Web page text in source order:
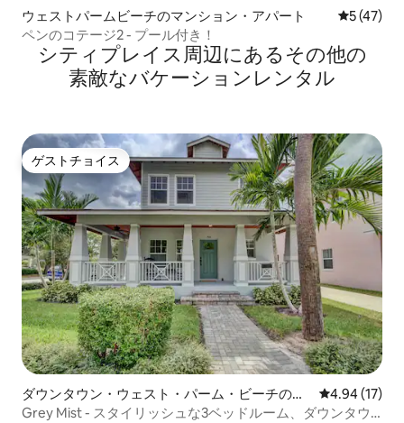
ウェストパームビーチのマンション・アパート レビュー
5 (47)
ペンのコテージ2 - プール付き！
シティプレイス⁠周⁠辺⁠に⁠あ⁠るそ⁠の⁠他⁠の
素⁠敵⁠なバ⁠ケ⁠ー⁠シ⁠ョ⁠ン⁠レ⁠ン⁠タ⁠ル
ゲストチョイス
ゲストチョイス
ダウンタウン・ウェスト・パーム・ビーチの一
軒家
レビュー17
4.94 (17)
Grey Mist - スタイリッシュな3ベッドルーム、ダウンタウ